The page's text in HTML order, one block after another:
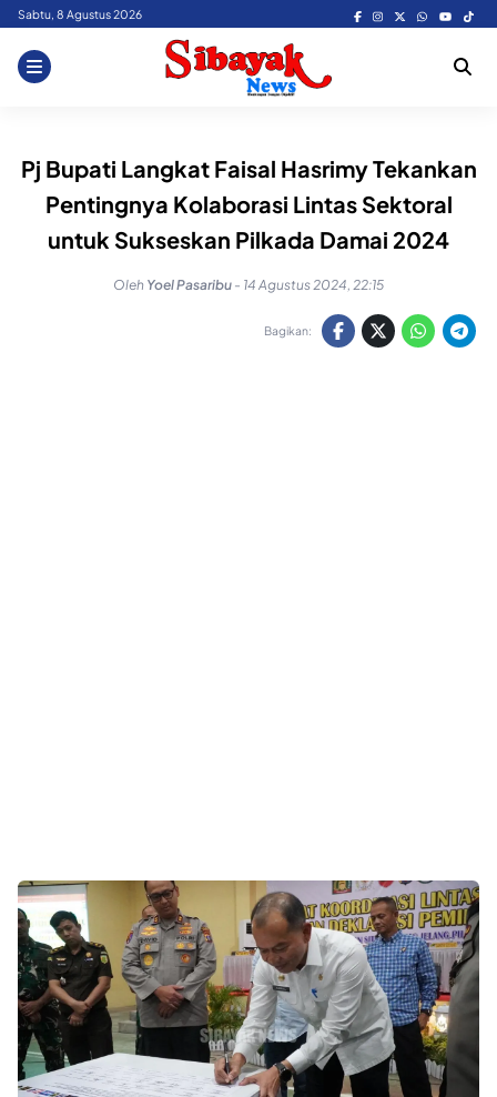
Skip
content
Sabtu, 8 Agustus 2026
Pj Bupati Langkat Faisal Hasrimy Tekankan
Pentingnya Kolaborasi Lintas Sektoral
untuk Sukseskan Pilkada Damai 2024
Oleh Yoel Pasaribu - 14 Agustus 2024, 22:15
Bagikan: